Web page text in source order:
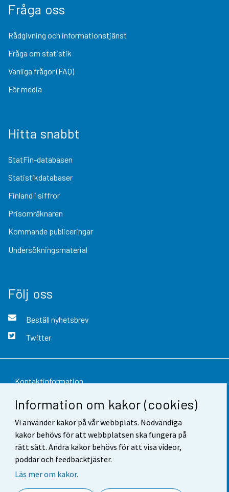
Information om kakor (cookies)
Vi använder kakor på vår webbplats. Nödvändiga
kakor behövs för att webbplatsen ska fungera på
rätt sätt. Andra kakor behövs för att visa videor,
poddar och feedbacktjäster.
Läs mer om kakor.
Fråga oss
Rådgivning och informationstjänst
Fråga om statistik
Vanliga frågor (FAQ)
För media
Hitta snabbt
StatFin-databasen
Statistikdatabaser
Finland i siffror
Prisomräknaren
Kommande publiceringar
Undersökningsmaterial
Följ oss
Beställ nyhetsbrev
Twitter
Kontaktinformation
Respons
Användarvillkor
Dataskydd
Tillgänglighet